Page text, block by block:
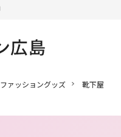
ファッショングッズ 靴下屋